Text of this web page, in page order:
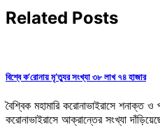
Related Posts
বিশ্বে ক’রোনায় মৃ’ত্যুর সংখ্যা ৩৮ লাখ ৭৪ হাজার
বৈশ্বিক মহামারি করোনাভাইরাসে শনাক্ত
করোনাভাইরাসে আক্রান্তের সংখ্যা